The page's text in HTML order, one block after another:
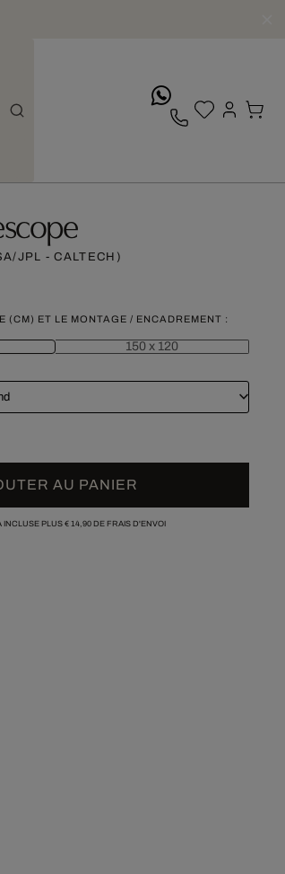
JPL - CALTECH)
(CM) ET LE MONTAGE / ENCADREMENT :
150 x 120
AU PANIER
INCLUSE PLUS € 14,90DE FRAIS D'ENVOI